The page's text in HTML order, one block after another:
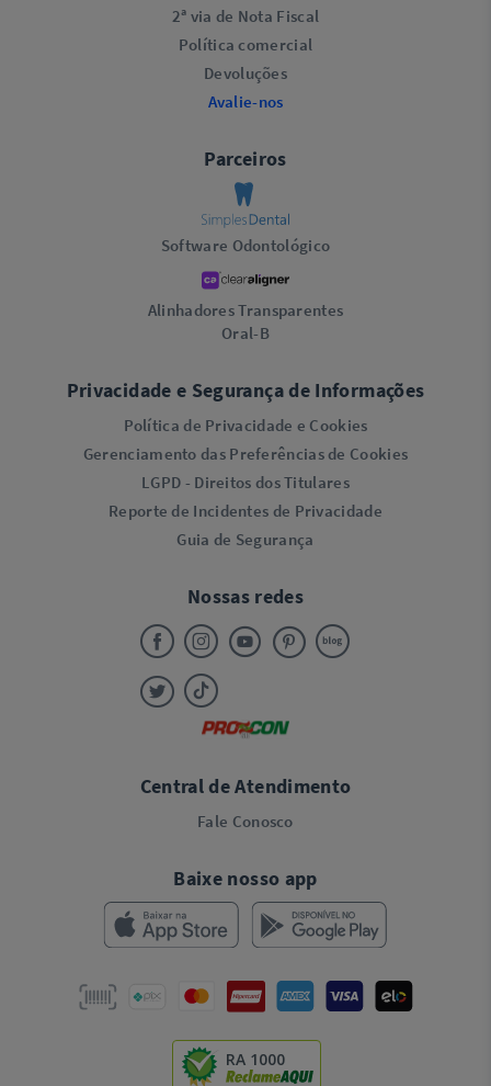
2ª via de Nota Fiscal
Política comercial
Devoluções
Avalie-nos
Parceiros
Software Odontológico
Alinhadores Transparentes
Oral-B
Privacidade e Segurança de Informações
Política de Privacidade e Cookies
Gerenciamento das Preferências de Cookies
LGPD - Direitos dos Titulares
Reporte de Incidentes de Privacidade
Guia de Segurança
Nossas redes
Central de Atendimento
Fale Conosco
Baixe nosso app
RA 1000